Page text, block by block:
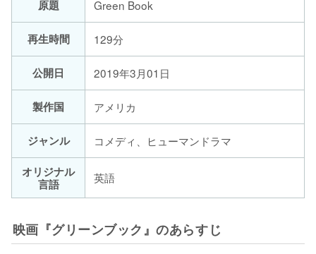
原題 Green Book
再生時間 129分
公開日 2019年3月01日
製作国 アメリカ
ジャンル
コメディ、ヒューマンドラマ
オリジナル
言語
英語
映画『グリーンブック』のあらすじ